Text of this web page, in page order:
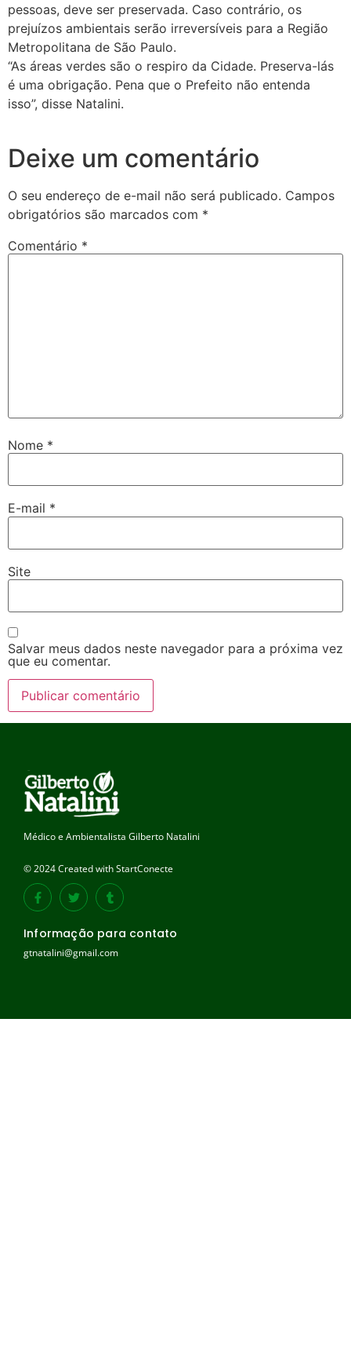
pessoas, deve ser preservada. Caso contrário, os
prejuízos ambientais serão irreversíveis para a Região
Metropolitana de São Paulo.
“As áreas verdes são o respiro da Cidade. Preserva-lás
é uma obrigação. Pena que o Prefeito não entenda
isso”, disse Natalini.
Deixe um comentário
O seu endereço de e-mail não será publicado. Campos
obrigatórios são marcados com *
Comentário *
Nome *
E-mail *
Site
Salvar meus dados neste navegador para a próxima vez
que eu comentar.
Médico e Ambientalista Gilberto Natalini
© 2024 Created with StartConecte
Informação para contato
gtnatalini@gmail.com